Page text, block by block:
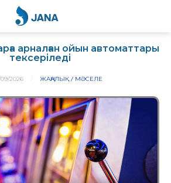
арналған ойын автоматтары
тексеріледі
2026 ЖАҢАЛЫҚ МӘСЕЛЕ